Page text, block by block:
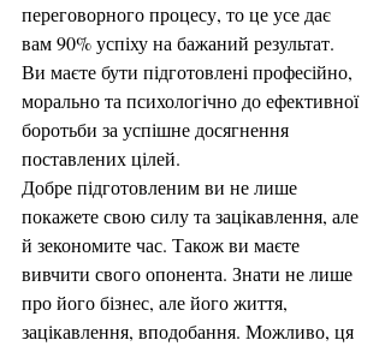
переговорного процесу, то це усе дає
вам 90% успіху на бажаний результат.
Ви маєте бути підготовлені професійно,
морально та психологічно до ефективної
боротьби за успішне досягнення
поставлених цілей.
Добре підготовленим ви не лише
покажете свою силу та зацікавлення, але
й зекономите час. Також ви маєте
вивчити свого опонента. Знати не лише
про його бізнес, але його життя,
зацікавлення, вподобання. Можливо, ця